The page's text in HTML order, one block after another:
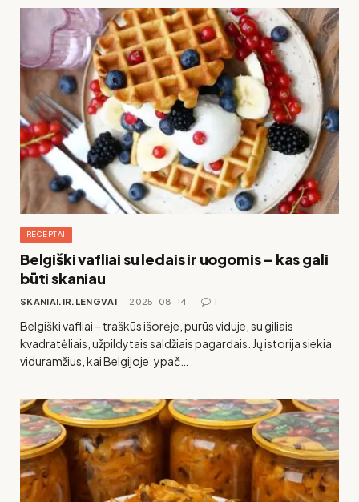
RECEPTAI
Belgiški vafliai su ledais ir uogomis – kas gali
būti skaniau
SKANIAI.IR.LENGVAI 2025-08-14 1
Belgiški vafliai – traškūs išorėje, purūs viduje, su giliais
kvadratėliais, užpildytais saldžiais pagardais. Jų istorija siekia
viduramžius, kai Belgijoje, ypač…